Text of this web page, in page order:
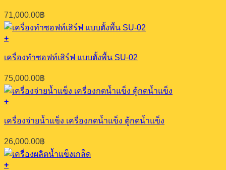
71,000.00฿
+
เครื่องทำซอฟท์เสิร์ฟ แบบตั้งพื้น SU-02
75,000.00฿
+
เครื่องจ่ายน้ำแข็ง เครื่องกดน้ำแข็ง ตู้กดน้ำแข็ง
26,000.00฿
+